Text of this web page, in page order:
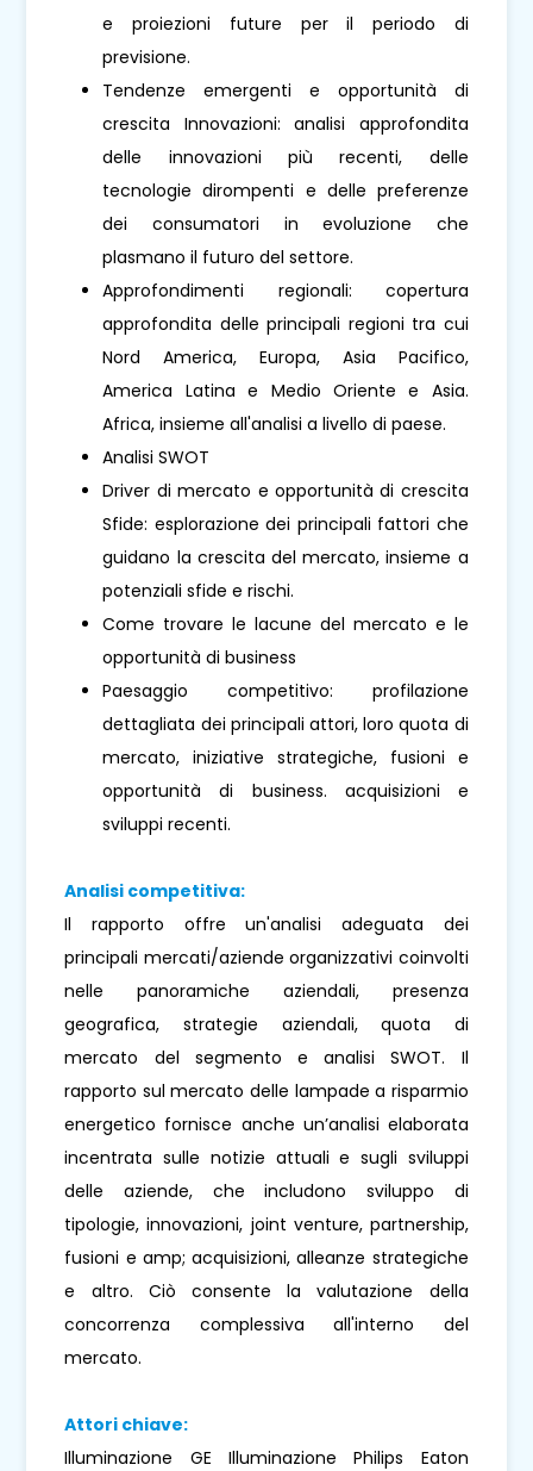
e proiezioni future per il periodo di
previsione.
Tendenze emergenti e opportunità di
crescita Innovazioni: analisi approfondita
delle innovazioni più recenti, delle
tecnologie dirompenti e delle preferenze
dei consumatori in evoluzione che
plasmano il futuro del settore.
Approfondimenti regionali: copertura
approfondita delle principali regioni tra cui
Nord America, Europa, Asia Pacifico,
America Latina e Medio Oriente e Asia.
Africa, insieme all'analisi a livello di paese.
Analisi SWOT
Driver di mercato e opportunità di crescita
Sfide: esplorazione dei principali fattori che
guidano la crescita del mercato, insieme a
potenziali sfide e rischi.
Come trovare le lacune del mercato e le
opportunità di business
Paesaggio competitivo: profilazione
dettagliata dei principali attori, loro quota di
mercato, iniziative strategiche, fusioni e
opportunità di business. acquisizioni e
sviluppi recenti.
Analisi competitiva:
Il rapporto offre un'analisi adeguata dei
principali mercati/aziende organizzativi coinvolti
nelle panoramiche aziendali, presenza
geografica, strategie aziendali, quota di
mercato del segmento e analisi SWOT. Il
rapporto sul mercato delle lampade a risparmio
energetico fornisce anche un’analisi elaborata
incentrata sulle notizie attuali e sugli sviluppi
delle aziende, che includono sviluppo di
tipologie, innovazioni, joint venture, partnership,
fusioni e amp; acquisizioni, alleanze strategiche
e altro. Ciò consente la valutazione della
concorrenza complessiva all'interno del
mercato.
Attori chiave:
Illuminazione GE Illuminazione Philips Eaton